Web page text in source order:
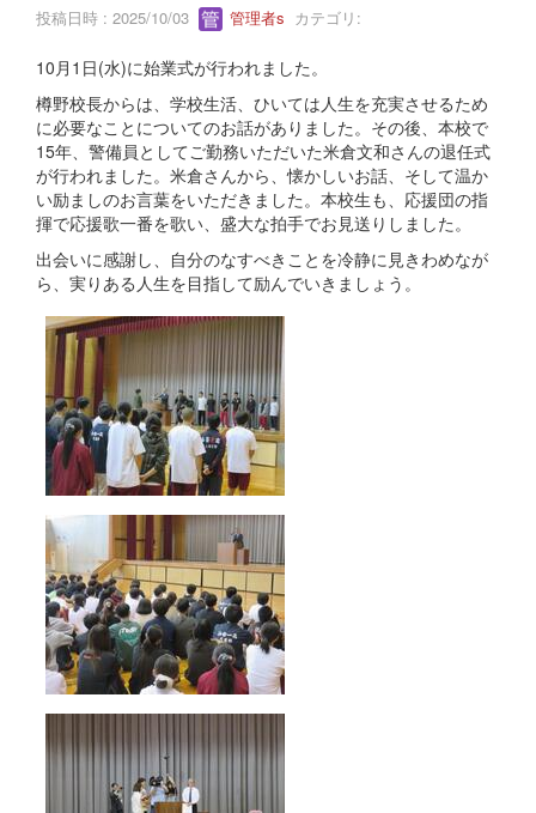
投稿日時 : 2025/10/03 管理者s カテゴリ:
10月1日(水)に始業式が行われました。
樽野校長からは、学校生活、ひいては人生を充実させるため
に必要なことについてのお話がありました。その後、本校で
15年、警備員としてご勤務いただいた米倉文和さんの退任式
が行われました。米倉さんから、懐かしいお話、そして温か
い励ましのお言葉をいただきました。本校生も、応援団の指
揮で応援歌一番を歌い、盛大な拍手でお見送りしました。
出会いに感謝し、自分のなすべきことを冷静に見きわめなが
ら、実りある人生を目指して励んでいきましょう。